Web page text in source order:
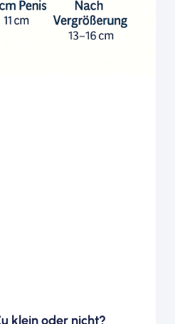
klein oder nicht?